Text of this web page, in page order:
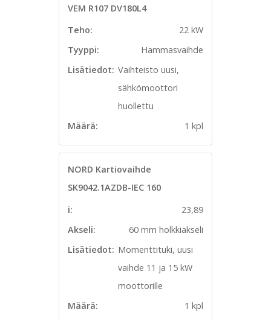
VEM R107 DV180L4
Teho:
22 kW
Tyyppi:
Hammasvaihde
Lisätiedot: Vaihteisto uusi,
sähkömoottori
huollettu
Määrä:
1 kpl
NORD Kartiovaihde
SK9042.1AZDB-IEC 160
i:
23,89
Akseli:
60 mm holkkiakseli
Lisätiedot: Momenttituki, uusi
vaihde 11 ja 15 kW
moottorille
Määrä:
1 kpl